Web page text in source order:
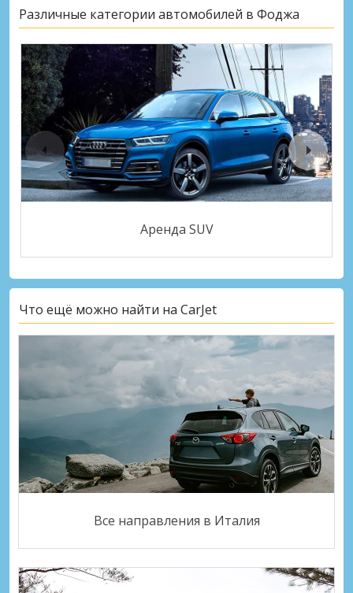
Различные категории автомобилей в Фоджа
Аренда SUV
Что ещё можно найти на CarJet
Все направления в Италия